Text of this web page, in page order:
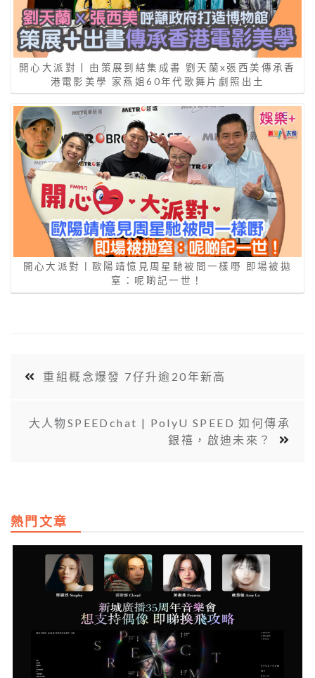
開心大派對 | 由策展到結集成書 劉天蘭x張西美傳承香
港電影美學 家燕姐60年代歌舞片劇照出土
開心大派對丨歐陽靖憶見周星馳被問一樣嘢 即場被拋
窒：呢啲記一世！
重組概念爆發 7仔升逾20年新高
大人物SPEEDchat | PolyU SPEED 如何傳承
銀禧，啟迪未來？
熱門文章